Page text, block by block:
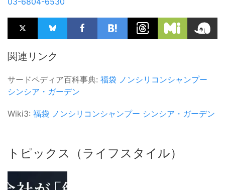
関連リンク
サードペディア百科事典: 福袋 ノンシリコンシャンプー
シンシア・ガーデン
Wiki3: 福袋 ノンシリコンシャンプー シンシア・ガーデン
トピックス（ライフスタイル）